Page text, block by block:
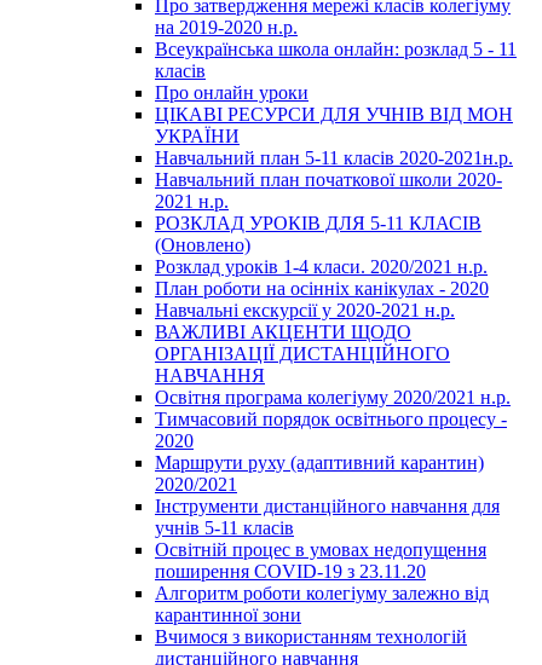
Про затвердження мережі класів колегіуму
на 2019-2020 н.р.
Всеукраїнська школа онлайн: розклад 5 - 11
класів
Про онлайн уроки
ЦІКАВІ РЕСУРСИ ДЛЯ УЧНІВ ВІД МОН
УКРАЇНИ
Навчальний план 5-11 класів 2020-2021н.р.
Навчальний план початкової школи 2020-
2021 н.р.
РОЗКЛАД УРОКІВ ДЛЯ 5-11 КЛАСІВ
(Оновлено)
Розклад уроків 1-4 класи. 2020/2021 н.р.
План роботи на осінніх канікулах - 2020
Навчальні екскурсії у 2020-2021 н.р.
ВАЖЛИВІ АКЦЕНТИ ЩОДО
ОРГАНІЗАЦІЇ ДИСТАНЦІЙНОГО
НАВЧАННЯ
Освітня програма колегіуму 2020/2021 н.р.
Тимчасовий порядок освітнього процесу -
2020
Маршрути руху (адаптивний карантин)
2020/2021
Інструменти дистанційного навчання для
учнів 5-11 класів
Освітній процес в умовах недопущення
поширення COVID-19 з 23.11.20
Алгоритм роботи колегіуму залежно від
карантинної зони
Вчимося з використанням технологій
дистанційного навчання